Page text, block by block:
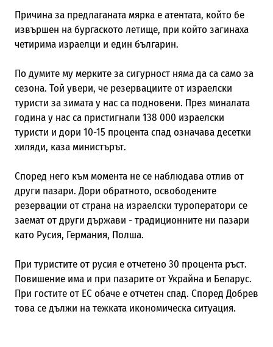
Причина за предлаганата мярка е атентата, който бе
извършен на бургаското летище, при който загинаха
четирима израелци и един българин.
По думите му мерките за сигурност няма да са само за
сезона. Той увери, че резервациите от израелски
туристи за зимата у нас са подновени. През миналата
година у нас са пристигнали 138 000 израелски
туристи и дори 10-15 процента спад означава десетки
хиляди, каза министърът.
Според него към момента не се наблюдава отлив от
други пазари. Дори обратното, освободените
резервации от страна на израелски туроператори се
заемат от други държави - традиционните ни пазари
като Русия, Германия, Полша.
При туристите от русия е отчетено 30 процента ръст.
Повишение има и при пазарите от Украйна и Беларус.
При гостите от ЕС обаче е отчетен спад. Според Добрев
това се дължи на тежката икономическа ситуация.